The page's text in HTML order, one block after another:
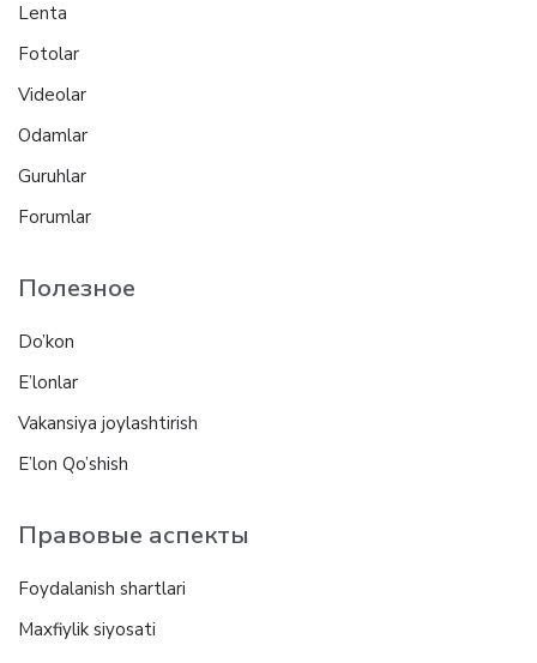
Lenta
Fotolar
Videolar
Odamlar
Guruhlar
Forumlar
Полезное
Do’kon
E’lonlar
Vakansiya joylashtirish
E’lon Qo’shish
Правовые аспекты
Foydalanish shartlari
Maxfiylik siyosati